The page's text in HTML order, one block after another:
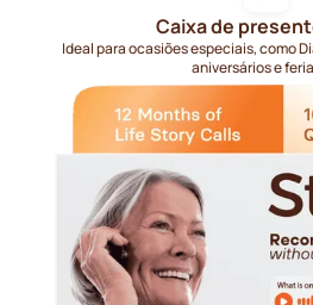
Caixa de
Ideal para ocasiões especiais, como
aniversários e